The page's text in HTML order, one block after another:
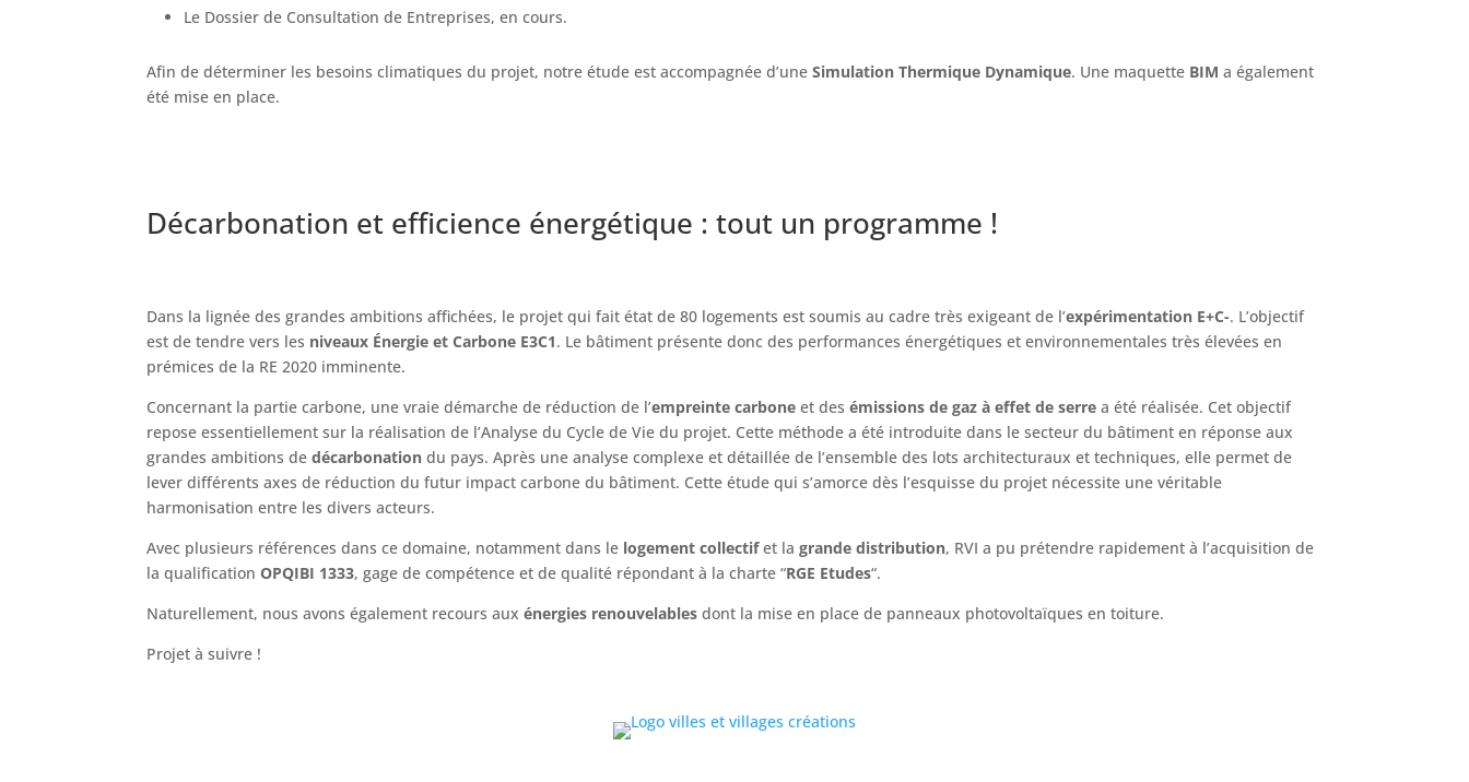
Le Dossier de Consultation de Entreprises, en cours.
Afin de déterminer les besoins climatiques du projet, notre étude est accompagnée d’uneSimulation Thermique Dynamique. Une maquette BIM a également
été mise en place.
Décarbonation et efficience énergétique : tout un programme !
Dans la lignée des grandes ambitions affichées, le projet qui fait état de 80 logements est soumis au cadre très exigeant de l’expérimentation E+C-. L’objectif
est de tendre vers les niveaux Énergie et Carbone E3C1. Le bâtiment présente donc des performances énergétiques et environnementales très élevées en
prémices de la RE 2020 imminente.
Concernant la partie carbone, une vraie démarche de réduction de l’empreinte carbone et desémissions de gaz à effet de serre a été réalisée. Cet objectif
repose essentiellement sur la réalisation de l’Analyse du Cycle de Vie du projet. Cette méthode a été introduite dans le secteur du bâtiment en réponse aux
grandes ambitions dedécarbonation du pays. Après une analyse complexe et détaillée de l’ensemble des lots architecturaux et techniques, elle permet de
lever différents axes de réduction du futur impact carbone du bâtiment. Cette étude qui s’amorce dès l’esquisse du projet nécessite une véritable
harmonisation entre les divers acteurs.
Avec plusieurs références dans ce domaine, notamment dans le logement collectifet lagrande distribution, RVI a pu prétendre rapidement à l’acquisition de
la qualificationOPQIBI 1333, gage de compétence et de qualité répondant à la charte “RGE Etudes“.
Naturellement, nous avons également recours auxénergies renouvelables dont la mise en place de panneaux photovoltaïques en toiture.
Projet à suivre !